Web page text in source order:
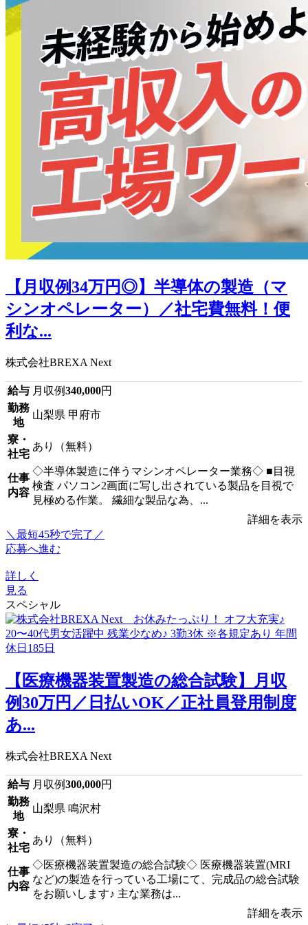
【月収例34万円◎】半導体の製造（マ
シンオペレーター）／社宅費無料！便
利な...
株式会社BREXA Next
給与 月収例340,000円
勤務
地
山梨県 甲府市
寮・
社宅
あり（無料）
仕事
内容
◇半導体製造に伴うマシンオペレーター業務◇ ■目視
検査 パソコン2画面に写し出されている製品を目視で
見極める作業。 繊細な製品な為、...
詳細を表示
＼最短45秒で完了／
応募へ進む
詳しく
見る
スペシャル
【医療機器装置製造の総合試験】月収
例30万円／日払いOK／正社員登用制度
あ...
株式会社BREXA Next
給与 月収例300,000円
勤務
地
山梨県 鳴沢村
寮・
社宅
あり（無料）
仕事
内容
◇医療機器装置製造の総合試験◇ 医療機器装置(MRI
など)の製造を行っている工場にて、完成品の総合試験
をお願いします♪ 主な業務は...
詳細を表示